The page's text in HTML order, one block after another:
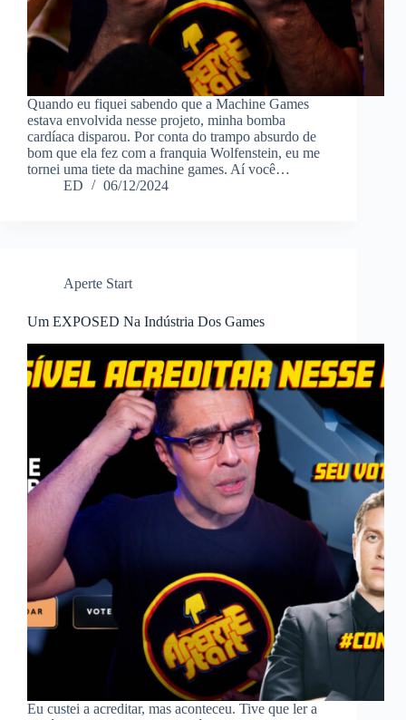
Quando eu fiquei sabendo que a Machine Games
estava envolvida nesse projeto, minha bomba
cardíaca disparou. Por conta do trampo absurdo de
bom que ela fez com a franquia Wolfenstein, eu me
tornei uma tiete da machine games. Aí você…
ED
06/12/2024
Aperte Start
Um EXPOSED Na Indústria Dos Games
Eu custei a acreditar, mas aconteceu. Tive que ler a